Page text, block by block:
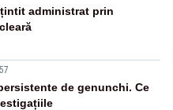
administrat prin
de genunchi. Ce